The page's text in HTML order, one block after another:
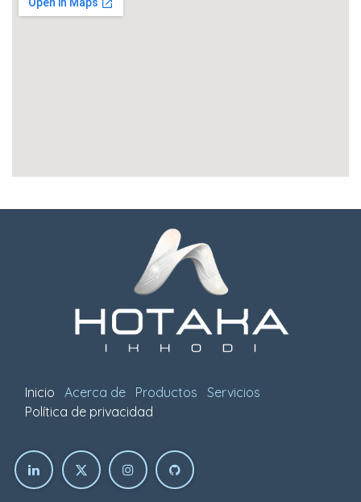
Inicio Acerca de Productos
Servicios
Política de privacidad